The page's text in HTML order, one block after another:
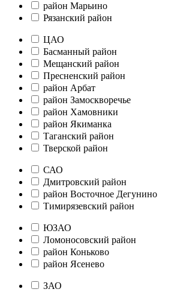
район Марьино
Рязанский район
ЦАО
Басманный район
Мещанский район
Пресненский район
район Арбат
район Замоскворечье
район Хамовники
район Якиманка
Таганский район
Тверской район
САО
Дмитровский район
район Восточное Дегунино
Тимирязевский район
ЮЗАО
Ломоносовский район
район Коньково
район Ясенево
ЗАО